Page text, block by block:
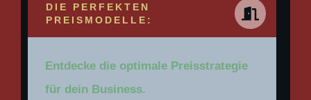
DIE PERFEKTEN
PREISMODELLE:
Entdecke die optimale Preisstrategie
für dein Business.